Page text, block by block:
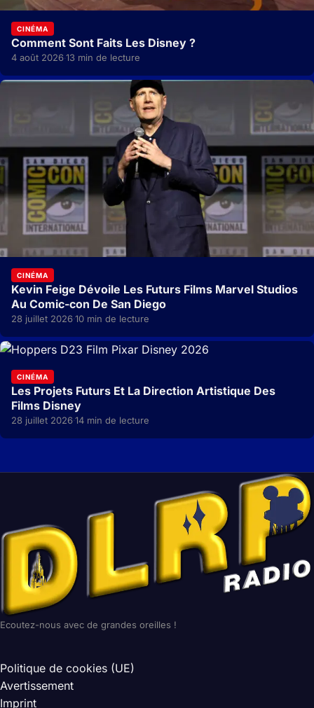
CINÉMA
Comment Sont Faits Les Disney ?
4 août 2026·13 min de lecture
CINÉMA
Kevin Feige Dévoile Les Futurs Films Marvel Studios
Au Comic-con De San Diego
28 juillet 2026·10 min de lecture
CINÉMA
Les Projets Futurs Et La Direction Artistique Des
Films Disney
28 juillet 2026·14 min de lecture
Ecoutez-nous avec de grandes oreilles !
Politique de cookies (UE)
Avertissement
Imprint